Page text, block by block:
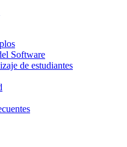
Software
de estudiantes